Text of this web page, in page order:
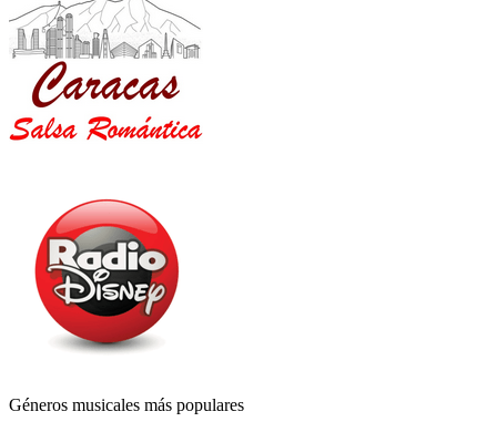
Géneros musicales más populares